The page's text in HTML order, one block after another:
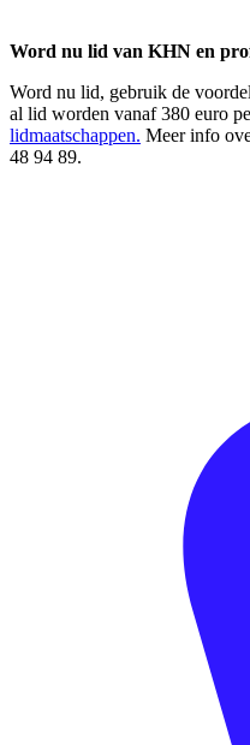
Word nu lid van KHN en
Word nu lid, gebruik de
al lid worden vanaf 380 euro
lidmaatschappen. Meer info
48 94 89.